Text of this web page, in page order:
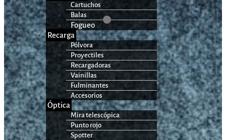
Cartuchos
Balas
Fogueo
Recarga
Pólvora
Proyectiles
Recargadoras
Vainillas
Fulminantes
Accesorios
Óptica
Mira telescópica
Punto rojo
Spotter